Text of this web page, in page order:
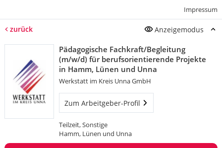
Impressum
zurück Anzeigemodus
Pädagogische Fachkraft/Begleitung
(m/w/d) für berufsorientierende Projekte
in Hamm, Lünen und Unna
Werkstatt im Kreis Unna GmbH
Zum Arbeitgeber-Profil
Teilzeit, Sonstige
Hamm, Lünen und Unna